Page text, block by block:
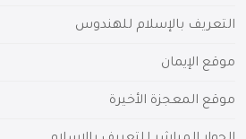
التعريف بالإسلام للهندوس
موقع الإيمان
موقع المعجزة الأخيرة